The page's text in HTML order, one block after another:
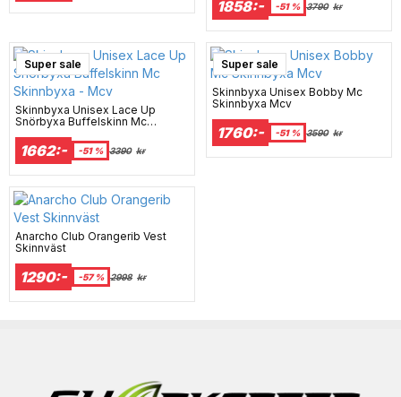
1858:- -51 % 3790 kr
Super sale
Skinnbyxa Unisex Lace Up
Snörbyxa Buffelskinn Mc
Skinnbyxa - Mcv
1662:- -51 % 3390 kr
Super sale
Skinnbyxa Unisex Bobby Mc
Skinnbyxa Mcv
1760:- -51 % 3590 kr
Anarcho Club Orangerib Vest
Skinnväst
1290:- -57 % 2998 kr